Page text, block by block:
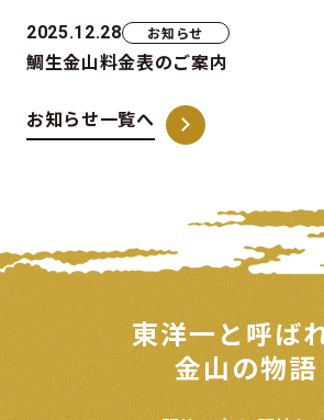
2025.12.28 お知らせ
鯛生金山料金表のご案内
お知らせ一覧へ
東洋一と呼ば
金山の物語